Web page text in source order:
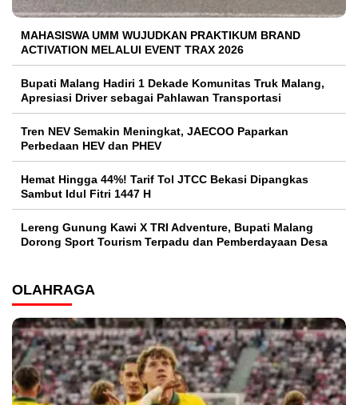
MAHASISWA UMM WUJUDKAN PRAKTIKUM BRAND
ACTIVATION MELALUI EVENT TRAX 2026
Bupati Malang Hadiri 1 Dekade Komunitas Truk Malang,
Apresiasi Driver sebagai Pahlawan Transportasi
Tren NEV Semakin Meningkat, JAECOO Paparkan
Perbedaan HEV dan PHEV
Hemat Hingga 44%! Tarif Tol JTCC Bekasi Dipangkas
Sambut Idul Fitri 1447 H
Lereng Gunung Kawi X TRI Adventure, Bupati Malang
Dorong Sport Tourism Terpadu dan Pemberdayaan Desa
OLAHRAGA